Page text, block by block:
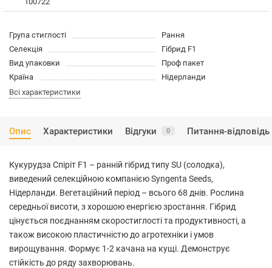
Група стиглості
Рання
Селекція
Гібрид F1
Вид упаковки
Проф пакет
Країна
Нідерланди
Всі характеристики
Опис Характеристики Відгуки 0 Питання-відповідь
Кукурудза Спіріт F1 – ранній гібрид типу SU (солодка),
виведений селекційною компанією Syngenta Seeds,
Нідерланди. Вегетаційний період – всього 68 днів. Рослина
середньої висоти, з хорошою енергією зростання. Гібрид
цінується поєднанням скоростиглості та продуктивності, а
також високою пластичністю до агротехніки і умов
вирощування. Формує 1-2 качана на кущі. Демонструє
стійкість до ряду захворювань.